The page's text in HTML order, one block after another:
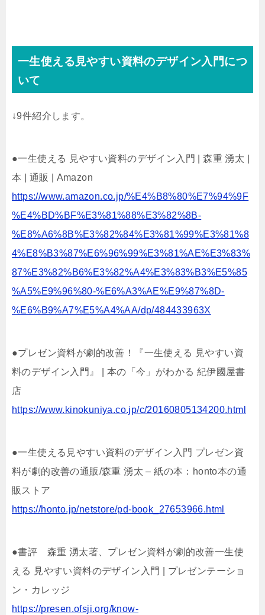
一生使える見やすい資料のデザイン入門につ
いて
↓9件紹介します。
●一生使える 見やすい資料のデザイン入門 | 森重 湧太 |
本 | 通販 | Amazon
https://www.amazon.co.jp/%E4%B8%80%E7%94%9F
%E4%BD%BF%E3%81%88%E3%82%8B-
%E8%A6%8B%E3%82%84%E3%81%99%E3%81%8
4%E8%B3%87%E6%96%99%E3%81%AE%E3%83%
87%E3%82%B6%E3%82%A4%E3%83%B3%E5%85
%A5%E9%96%80-%E6%A3%AE%E9%87%8D-
%E6%B9%A7%E5%A4%AA/dp/484433963X
●プレゼン資料が劇的改善！『一生使える 見やすい資
料のデザイン入門』 | 本の「今」がわかる 紀伊國屋書
店
https://www.kinokuniya.co.jp/c/20160805134200.html
●一生使える見やすい資料のデザイン入門 プレゼン資
料が劇的改善の通販/森重 湧太 – 紙の本：honto本の通
販ストア
https://honto.jp/netstore/pd-book_27653966.html
●書評 森重 湧太著、プレゼン資料が劇的改善一生使
える 見やすい資料のデザイン入門 | プレゼンテーショ
ン・カレッジ
https://presen.ofsji.org/know-